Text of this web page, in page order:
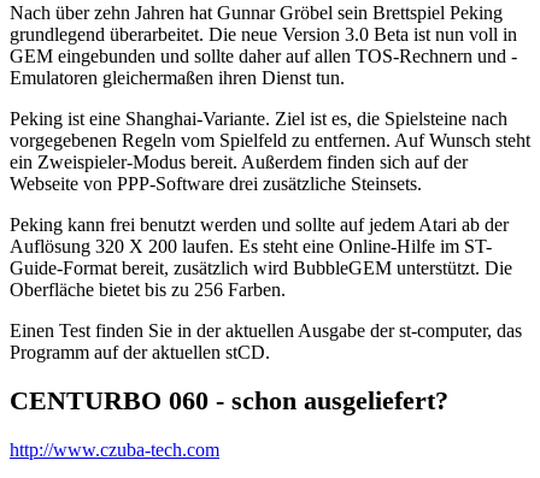
Nach über zehn Jahren hat Gunnar Gröbel sein Brettspiel Peking
grundlegend überarbeitet. Die neue Version 3.0 Beta ist nun voll in
GEM eingebunden und sollte daher auf allen TOS-Rechnern und -
Emulatoren gleichermaßen ihren Dienst tun.
Peking ist eine Shanghai-Variante. Ziel ist es, die Spielsteine nach
vorgegebenen Regeln vom Spielfeld zu entfernen. Auf Wunsch steht
ein Zweispieler-Modus bereit. Außerdem finden sich auf der
Webseite von PPP-Software drei zusätzliche Steinsets.
Peking kann frei benutzt werden und sollte auf jedem Atari ab der
Auflösung 320 X 200 laufen. Es steht eine Online-Hilfe im ST-
Guide-Format bereit, zusätzlich wird BubbleGEM unterstützt. Die
Oberfläche bietet bis zu 256 Farben.
Einen Test finden Sie in der aktuellen Ausgabe der st-computer, das
Programm auf der aktuellen stCD.
CENTURBO 060 - schon ausgeliefert?
http://www.czuba-tech.com